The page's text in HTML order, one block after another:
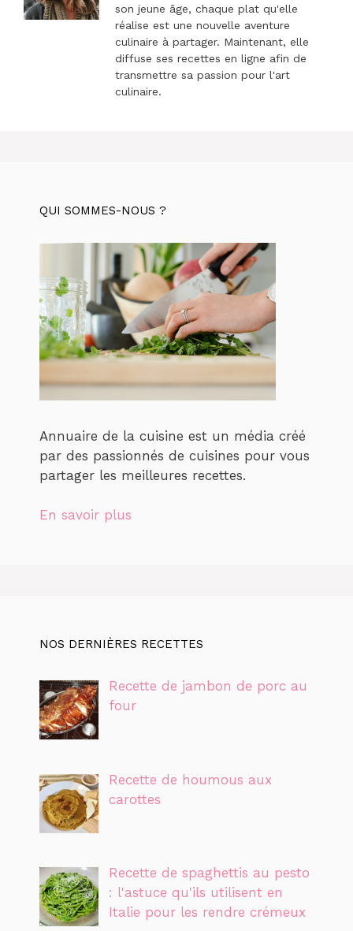
son jeune âge, chaque plat qu'elle
réalise est une nouvelle aventure
culinaire à partager. Maintenant, elle
diffuse ses recettes en ligne afin de
transmettre sa passion pour l'art
culinaire.
QUI SOMMES-NOUS ?
Annuaire de la cuisine est un média créé
par des passionnés de cuisines pour vous
partager les meilleures recettes.
En savoir plus
NOS DERNIÈRES RECETTES
Recette de jambon de porc au
four
Recette de houmous aux
carottes
Recette de spaghettis au pesto
: l'astuce qu'ils utilisent en
Italie pour les rendre crémeux